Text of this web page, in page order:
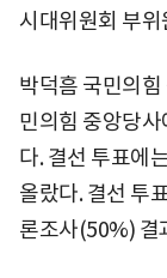
시대위원회 부
박덕흠 국민의
민의힘 중앙당
다. 결선 투표에
올랐다. 결선 투
론조사(50%) 결